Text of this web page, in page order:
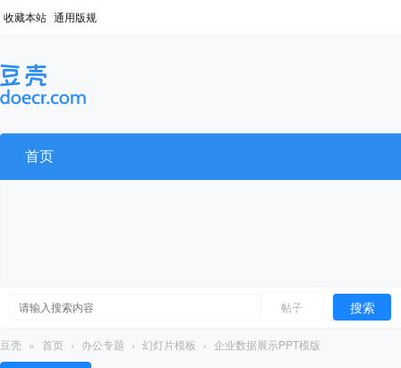
收藏本站 通用版规
首页
帖子 搜索
豆壳 » 首页 › 办公专题 › 幻灯片模板 › 企业数据展示PPT模版